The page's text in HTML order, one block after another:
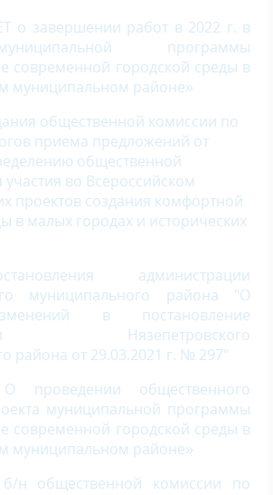
о завершении работ в 2022 г. в
программы
современной городской среды в
муниципальном районе»
общественной комиссии по
приема предложений от
общественной
во Всероссийском
проектов создания комфортной
в малых городах и исторических
администрации
муниципального района "О
в постановление
Нязепетровского
района от 29.03.2021 г. № 297"
проведении общественного
муниципальной программы
современной городской среды в
муниципальном районе»
н общественной комиссии по